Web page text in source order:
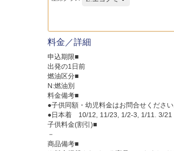
料金／詳細
申込期限■
出発の1日前
燃油区分■
N:燃油別
料金備考■
●子供同額・幼児料金はお問合せください
●日本着 10/12, 11/23, 1/2-3, 1/11. 3/21
子供料金(割引)■
－
商品備考■